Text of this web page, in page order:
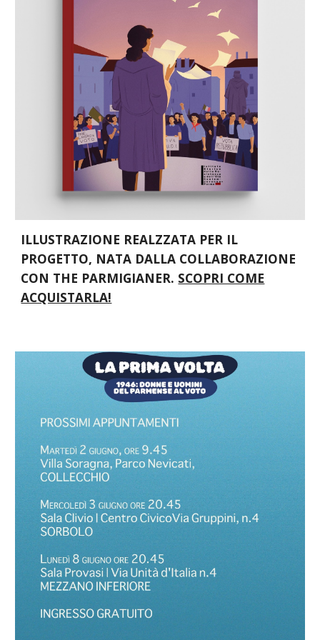
ILLUSTRAZIONE REALZZATA PER IL
PROGETTO, NATA DALLA COLLABORAZIONE
CON THE PARMIGIANER. SCOPRI COME
ACQUISTARLA!